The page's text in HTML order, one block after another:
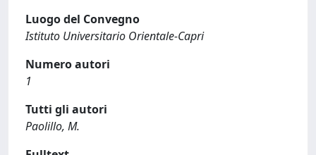
Luogo del Convegno
Istituto Universitario Orientale-Capri
Numero autori
1
Tutti gli autori
Paolillo, M.